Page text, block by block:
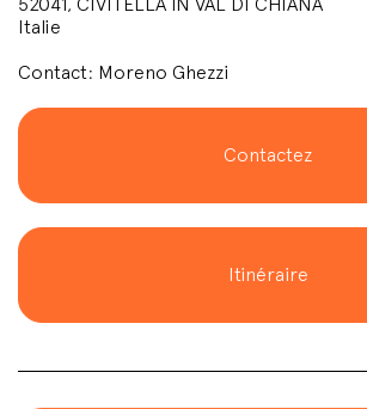
Italie
Contact: Moreno Ghezzi
Contactez
Itinéraire